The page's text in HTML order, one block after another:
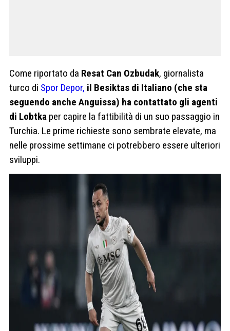
Come riportato da Resat Can Ozbudak, giornalista
turco di Spor Depor, il Besiktas di Italiano (che sta
seguendo anche Anguissa) ha contattato gli agenti
di Lobtka per capire la fattibilità di un suo passaggio in
Turchia. Le prime richieste sono sembrate elevate, ma
nelle prossime settimane ci potrebbero essere ulteriori
sviluppi.